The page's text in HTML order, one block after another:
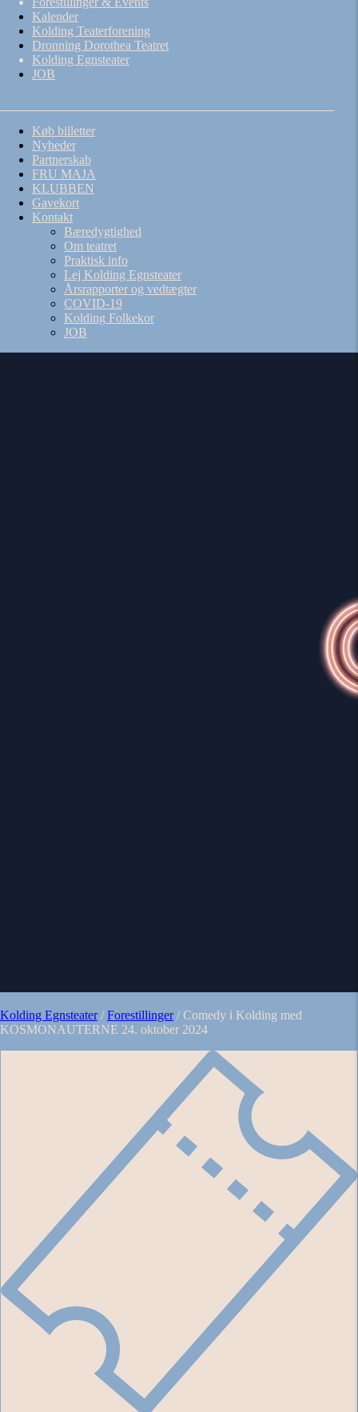
Kalender
Kolding Teaterforening
Dronning Dorothea Teatret
Kolding Egnsteater
JOB
Køb billetter
Nyheder
Partnerskab
FRU MAJA
KLUBBEN
Gavekort
Kontakt
Bæredygtighed
Om teatret
Praktisk info
Lej Kolding Egnsteater
Årsrapporter og vedtægter
COVID-19
Kolding Folkekor
JOB
Kolding Egnsteater/Forestillinger/Comedy i Kolding med
KOSMONAUTERNE 24. oktober 2024